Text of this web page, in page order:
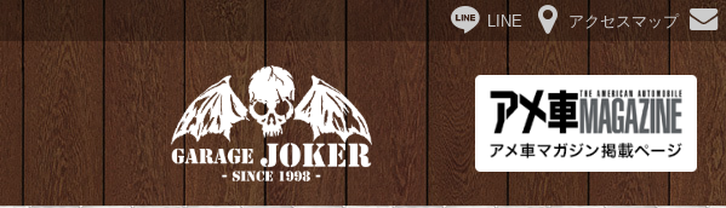
LINE アクセスマップ